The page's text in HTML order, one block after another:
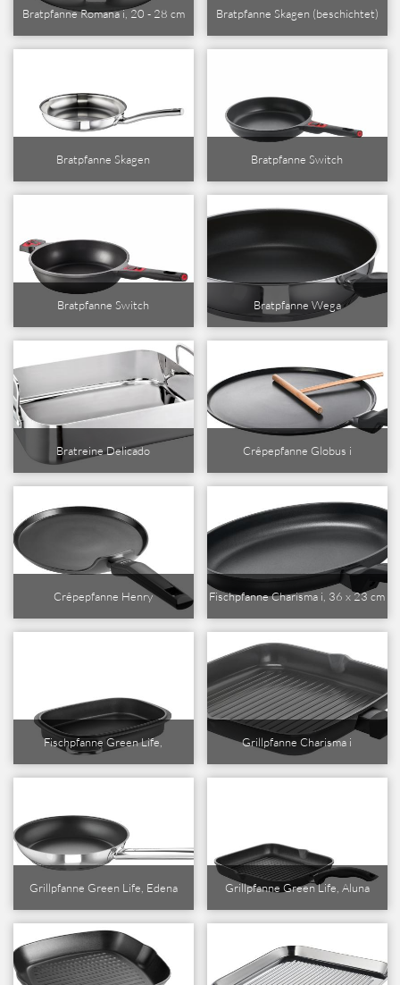
Bratpfanne Romana i, 20 - 28 cm Bratpfanne Skagen (beschichtet)
Bratpfanne Skagen Bratpfanne Switch
Bratpfanne Switch Bratpfanne Wega
Bratreine Delicado Crêpepfanne Globus i
Crêpepfanne Henry Fischpfanne Charisma i, 36 x 23 cm
Fischpfanne Green Life, Grillpfanne Charisma i
Grillpfanne Green Life, Edena Grillpfanne Green Life, Aluna